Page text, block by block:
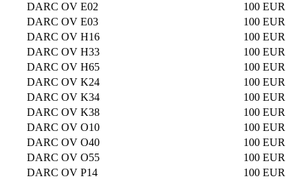
DARC OV E02
100 EUR
DARC OV E03
100 EUR
DARC OV H16
100 EUR
DARC OV H33
100 EUR
DARC OV H65
100 EUR
DARC OV K24
100 EUR
DARC OV K34
100 EUR
DARC OV K38
100 EUR
DARC OV O10
100 EUR
DARC OV O40
100 EUR
DARC OV O55
100 EUR
DARC OV P14
100 EUR